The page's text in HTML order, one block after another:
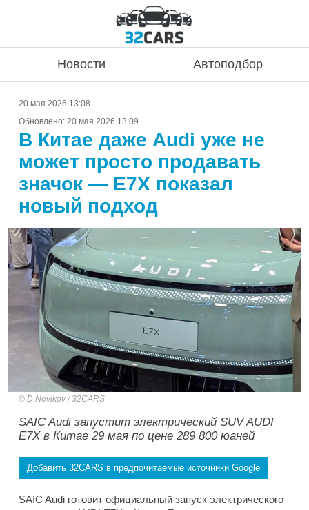
Новости Автоподбор
20 мая 2026 13:08
Обновлено: 20 мая 2026 13:09
В Китае даже Audi уже не
может просто продавать
значок — E7X показал
новый подход
D.Novikov / 32CARS
SAIC Audi запустит электрический SUV AUDI
E7X в Китае 29 мая по цене 289 800 юаней
Добавить 32CARS в предпочитаемые источники Google
SAIC Audi готовит официальный запуск электрического